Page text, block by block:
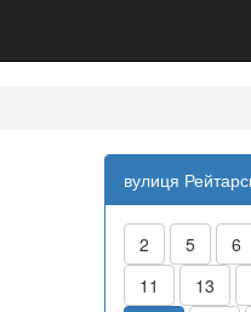
вулиця
2 5 6
11
13